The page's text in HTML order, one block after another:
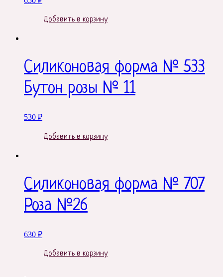
Добавить в корзину
Силиконовая форма № 533
Бутон розы № 11
530 ₽
Добавить в корзину
Силиконовая форма № 707
Роза №26
630 ₽
Добавить в корзину